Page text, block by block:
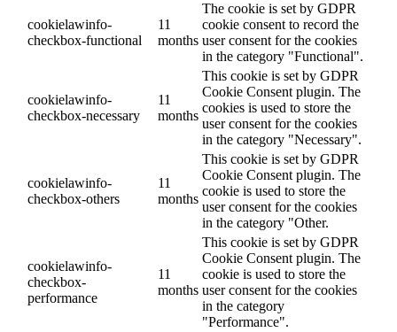
cookielawinfo-
checkbox-functional
11
months
The cookie is set by GDPR
cookie consent to record the
user consent for the cookies
in the category "Functional".
cookielawinfo-
checkbox-necessary
11
months
This cookie is set by GDPR
Cookie Consent plugin. The
cookies is used to store the
user consent for the cookies
in the category "Necessary".
cookielawinfo-
checkbox-others
11
months
This cookie is set by GDPR
Cookie Consent plugin. The
cookie is used to store the
user consent for the cookies
in the category "Other.
cookielawinfo-
checkbox-
performance
11
months
This cookie is set by GDPR
Cookie Consent plugin. The
cookie is used to store the
user consent for the cookies
in the category
"Performance".